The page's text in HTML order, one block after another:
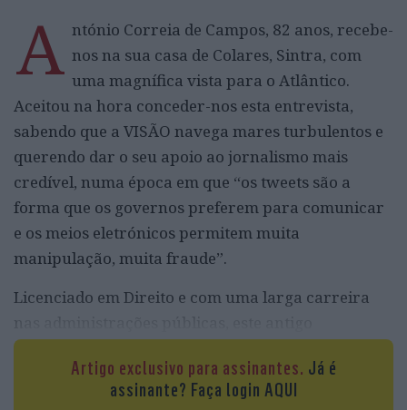
A ntónio Correia de Campos, 82 anos, recebe-
nos na sua casa de Colares, Sintra, com
uma magnífica vista para o Atlântico.
Aceitou na hora conceder-nos esta entrevista,
sabendo que a VISÃO navega mares turbulentos e
querendo dar o seu apoio ao jornalismo mais
credível, numa época em que “os tweets são a
forma que os governos preferem para comunicar
e os meios eletrónicos permitem muita
manipulação, muita fraude”.
Licenciado em Direito e com uma larga carreira
nas administrações públicas, este antigo
presidente do Conselho Económico e Social e ex-
ministro da Saúde em vários governos do PS, voz
considerada nas análises políticas e sociais que tem
Artigo exclusivo para assinantes. Já é
assinante? Faça login AQUI